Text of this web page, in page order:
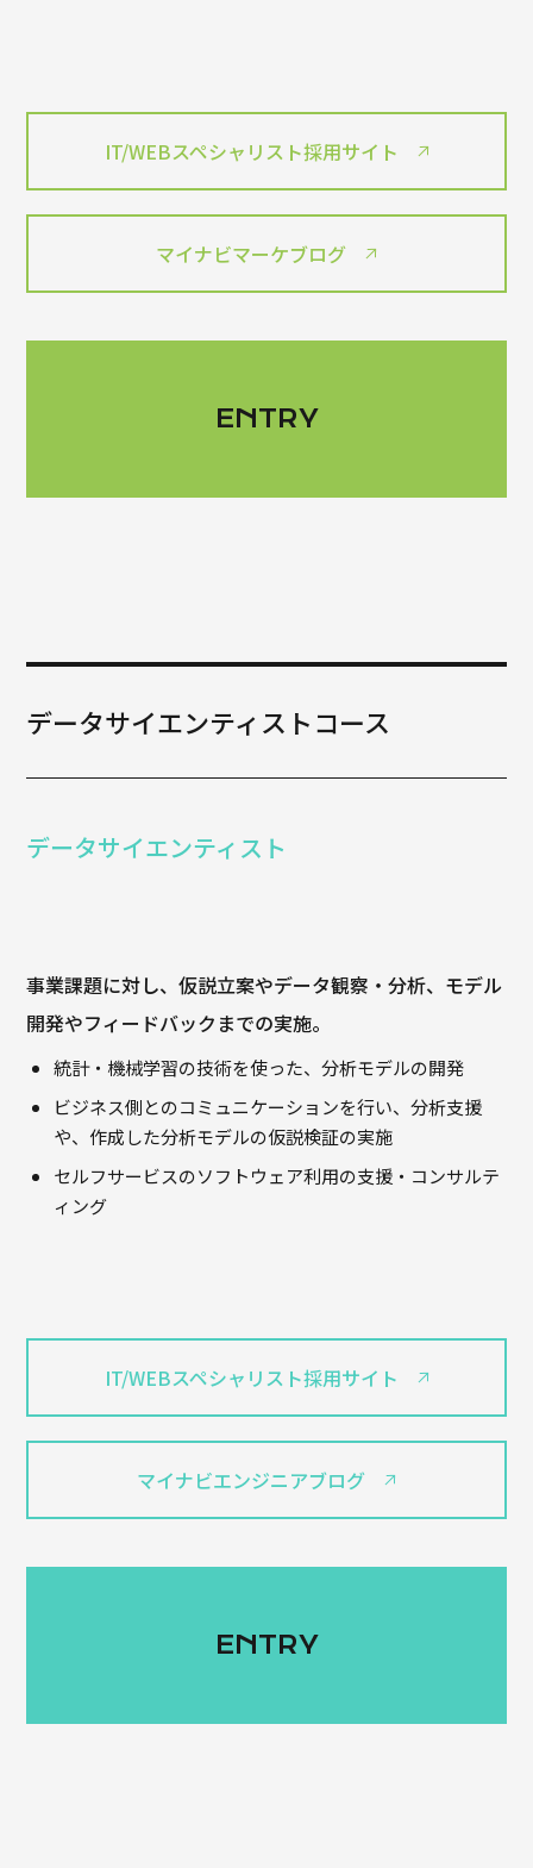
IT/WEBスペシャリスト採用サイト
マイナビマーケブログ
ENTRY
データサイエンティストコース
データサイエンティスト
事業課題に対し、仮説立案やデータ観察・分析、モデル
開発やフィードバックまでの実施。
統計・機械学習の技術を使った、分析モデルの開発
ビジネス側とのコミュニケーションを行い、分析支援
や、作成した分析モデルの仮説検証の実施
セルフサービスのソフトウェア利用の支援・コンサルテ
ィング
IT/WEBスペシャリスト採用サイト
マイナビエンジニアブログ
ENTRY